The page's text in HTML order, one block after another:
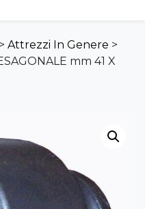
> Attrezzi In Genere >
mm 41 X